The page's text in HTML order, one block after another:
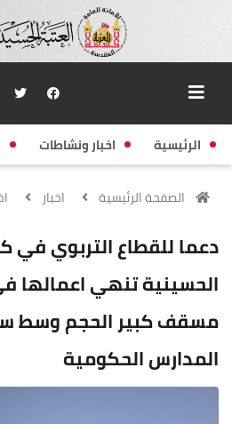
الرئيسية اخبار ونشاطات
الصفحة الرئيسية اخبار
دعما للقطاع التربوي في
الحسينية تنهي اعمالها
مسقف كبير الحجم وسط
المدارس الحكومية